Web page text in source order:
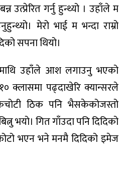
उत्प्रेरित गर्नु हुन्थ्यो । उहाँले म
मेरो भाई म भन्दा राम्रो
सपना थियो।
उहाँले आश लगाउनु भएको
१० क्लासमा पढ्दाखेरि क्यान्सरले
ठिक पनि भैसकेकोजस्तो
भयो। गित गाँउदा पनि दिदिको
भएन भने मनमै दिदिको इमेज